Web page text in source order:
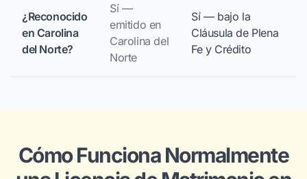
¿Reconocido
en Carolina
del Norte?
Sí —
emitido en
Carolina del
Norte
Sí — bajo la
Cláusula de Plena
Fe y Crédito
Cómo Funciona Normalmente